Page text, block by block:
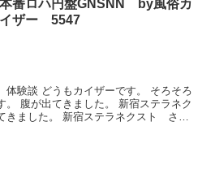
本番ロハ円盤GNSNN by風俗カ
イザー 5547
験談 どうもカイザーです。 そろそろ
。 腹が出てきました。 新宿ステラネク
きました。 新宿ステラネクスト さ